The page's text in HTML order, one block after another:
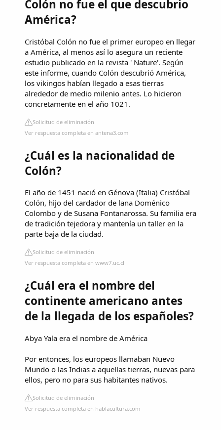
Colón no fue el que descubrio
América?
Cristóbal Colón no fue el primer europeo en llegar
a América, al menos así lo asegura un reciente
estudio publicado en la revista ' Nature'. Según
este informe, cuando Colón descubrió América,
los vikingos habían llegado a esas tierras
alrededor de medio milenio antes. Lo hicieron
concretamente en el año 1021.
Solicitud de eliminación
Ver respuesta completa en antena3.com
¿Cuál es la nacionalidad de
Colón?
El año de 1451 nació en Génova (Italia) Cristóbal
Colón, hijo del cardador de lana Doménico
Colombo y de Susana Fontanarossa. Su familia era
de tradición tejedora y mantenía un taller en la
parte baja de la ciudad.
Solicitud de eliminación
Ver respuesta completa en www7.uc.cl
¿Cuál era el nombre del
continente americano antes
de la llegada de los españoles?
Abya Yala era el nombre de América
Por entonces, los europeos llamaban Nuevo
Mundo o las Indias a aquellas tierras, nuevas para
ellos, pero no para sus habitantes nativos.
Solicitud de eliminación
Ver respuesta completa en hablacultura.com